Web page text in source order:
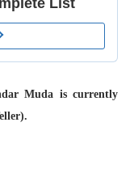
Muda is currently